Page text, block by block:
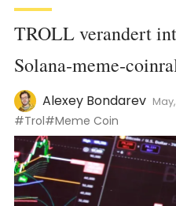
TROLL verandert
Alexey Bondarev
#Trol#Meme Coin